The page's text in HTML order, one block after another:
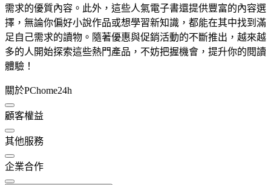
需求的優質內容。此外，這些人氣電子書還提供豐富的內容選
擇，無論你偏好小說作品或想學習新知識，都能在其中找到滿
足自己需求的讀物。隨著優惠與促銷活動的不斷推出，越來越
多的人開始探索這些熱門產品，不妨把握機會，提升你的閱讀
體驗！
關於PChome24h
顧客權益
其他服務
企業合作